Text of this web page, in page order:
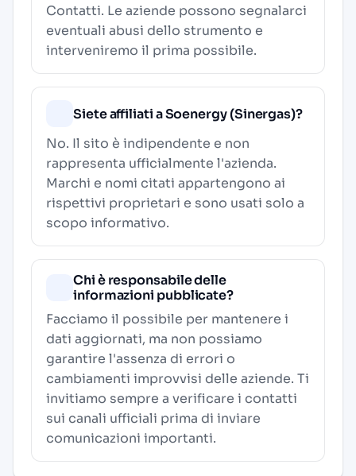
Contatti. Le aziende possono segnalarci
eventuali abusi dello strumento e
interveniremo il prima possibile.
Siete affiliati a Soenergy (Sinergas)?
No. Il sito è indipendente e non
rappresenta ufficialmente l'azienda.
Marchi e nomi citati appartengono ai
rispettivi proprietari e sono usati solo a
scopo informativo.
Chi è responsabile delle
informazioni pubblicate?
Facciamo il possibile per mantenere i
dati aggiornati, ma non possiamo
garantire l'assenza di errori o
cambiamenti improvvisi delle aziende. Ti
invitiamo sempre a verificare i contatti
sui canali ufficiali prima di inviare
comunicazioni importanti.